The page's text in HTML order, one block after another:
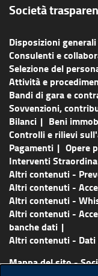
Società
Disposizioni generali
Consulenti e
Selezione del
Attività e
Bandi di gara e
Sovvenzioni,
Bilanci
Beni
Controlli e rilievi
Pagamenti
Opere
Interventi
Altri contenuti -
Altri contenuti -
Altri contenuti -
Altri contenuti -
banche dati
Altri contenuti -
Mappa del sito -